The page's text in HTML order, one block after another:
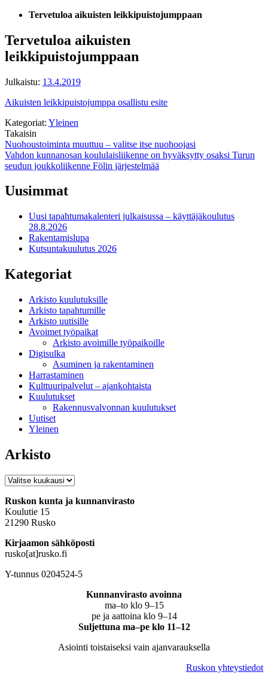
Tervetuloa aikuisten leikkipuistojumppaan
Tervetuloa aikuisten
leikkipuistojumppaan
Julkaistu: 13.4.2019
Aikuisten leikkipuistojumppa osallistu esite
Kategoriat: Yleinen
Takaisin
Artikkelien
selaus
Nuohoustoiminta muuttuu – valitse itse nuohoojasi
Vahdon kunnanosan koululaisliikenne on hyväksytty osaksi Turun
seudun joukkoliikenne Fölin järjestelmää
Uusimmat
Uusi tapahtumakalenteri julkaisussa – käyttäjäkoulutus
28.8.2026
Rakentamislupa
Kutsuntakuulutus 2026
Kategoriat
Arkisto kuulutuksille
Arkisto tapahtumille
Arkisto uutisille
Avoimet työpaikat
Arkisto avoimille työpaikoille
Digisulka
Asuminen ja rakentaminen
Harrastaminen
Kulttuuripalvelut – ajankohtaista
Kuulutukset
Rakennusvalvonnan kuulutukset
Uutiset
Yleinen
Arkisto
Arkisto
Ruskon kunta ja kunnanvirasto
Koulutie 15
21290 Rusko
Kirjaamon sähköposti
rusko[at]rusko.fi
Y-tunnus 0204524-5
Kunnanvirasto avoinna
ma–to klo 9–15
pe ja aattoina klo 9–14
Suljettuna ma–pe klo 11–12
Asiointi toistaiseksi vain ajanvarauksella
Ruskon yhteystiedot